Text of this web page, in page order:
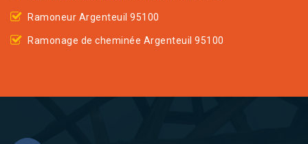
Ramoneur Argenteuil 95100
Ramonage de cheminée Argenteuil 95100